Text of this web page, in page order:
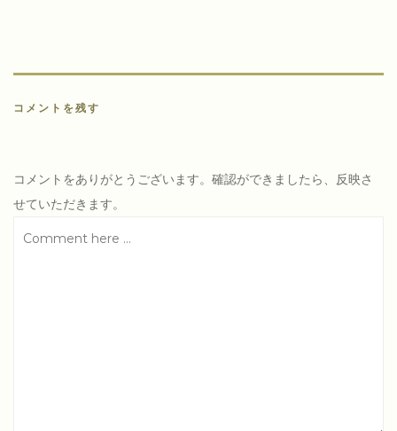
ョ
ン
コメントを残す
コメントをありがとうございます。確認ができましたら、反映さ
せていただきます。